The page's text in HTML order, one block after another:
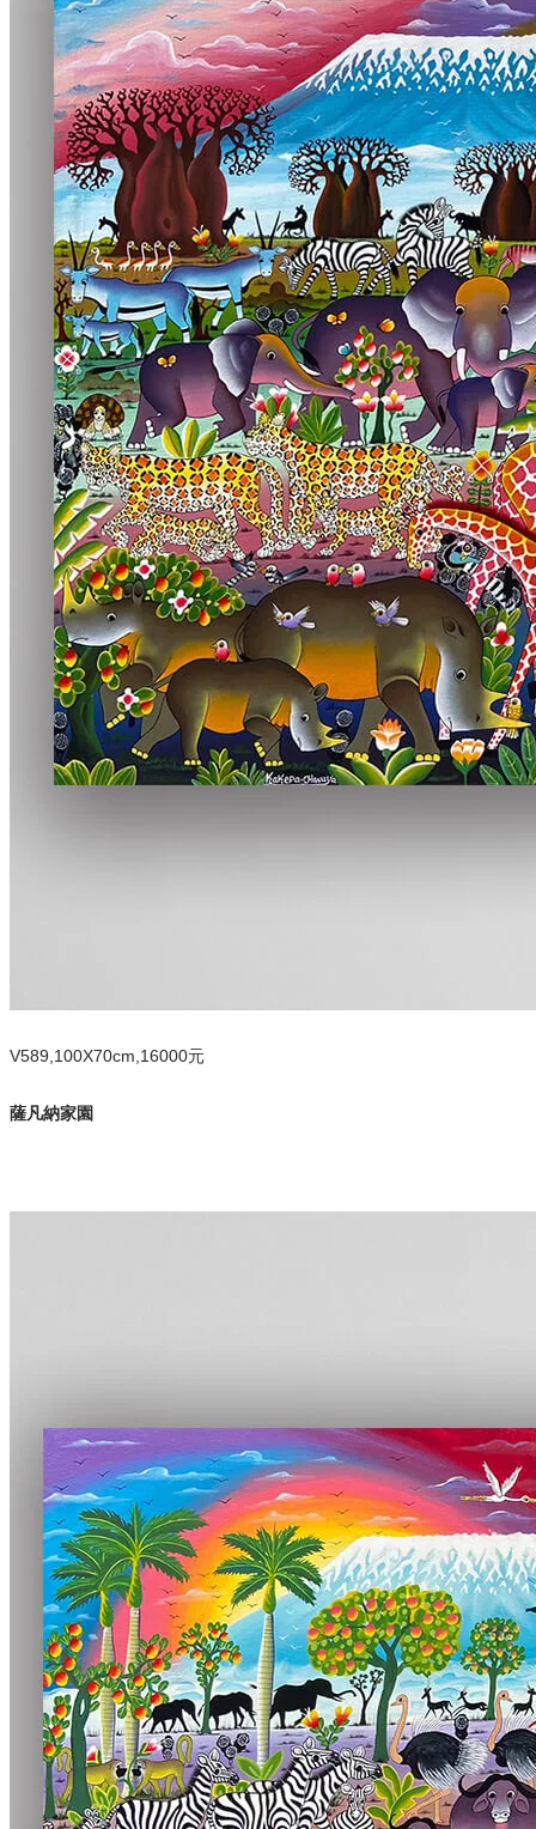
V589,100X70cm,16000元
薩凡納家園